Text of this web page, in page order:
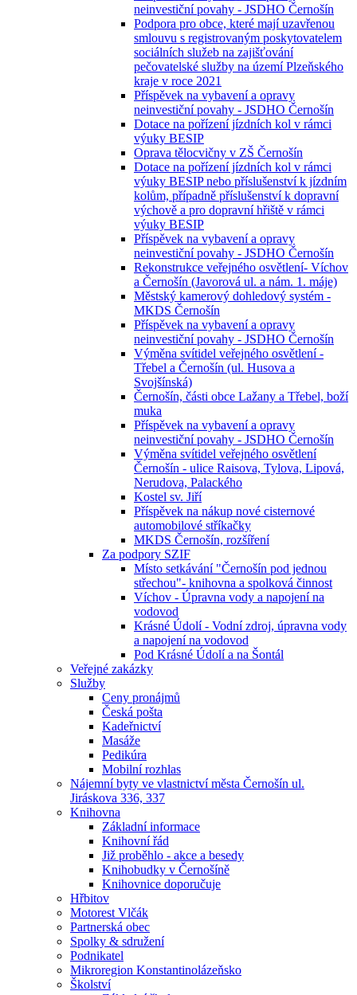
neinvestiční povahy - JSDHO Černošín
Podpora pro obce, které mají uzavřenou
smlouvu s registrovaným poskytovatelem
sociálních služeb na zajišťování
pečovatelské služby na území Plzeňského
kraje v roce 2021
Příspěvek na vybavení a opravy
neinvestiční povahy - JSDHO Černošín
Dotace na pořízení jízdních kol v rámci
výuky BESIP
Oprava tělocvičny v ZŠ Černošín
Dotace na pořízení jízdních kol v rámci
výuky BESIP nebo příslušenství k jízdním
kolům, případně příslušenství k dopravní
výchově a pro dopravní hřiště v rámci
výuky BESIP
Příspěvek na vybavení a opravy
neinvestiční povahy - JSDHO Černošín
Rekonstrukce veřejného osvětlení- Víchov
a Černošín (Javorová ul. a nám. 1. máje)
Městský kamerový dohledový systém -
MKDS Černošín
Příspěvek na vybavení a opravy
neinvestiční povahy - JSDHO Černošín
Výměna svítidel veřejného osvětlení -
Třebel a Černošín (ul. Husova a
Svojšínská)
Černošín, části obce Lažany a Třebel, boží
muka
Příspěvek na vybavení a opravy
neinvestiční povahy - JSDHO Černošín
Výměna svítidel veřejného osvětlení
Černošín - ulice Raisova, Tylova, Lipová,
Nerudova, Palackého
Kostel sv. Jiří
Příspěvek na nákup nové cisternové
automobilové stříkačky
MKDS Černošín, rozšíření
Za podpory SZIF
Místo setkávání "Černošín pod jednou
střechou"- knihovna a spolková činnost
Víchov - Úpravna vody a napojení na
vodovod
Krásné Údolí - Vodní zdroj, úpravna vody
a napojení na vodovod
Pod Krásné Údolí a na Šontál
Veřejné zakázky
Služby
Ceny pronájmů
Česká pošta
Kadeřnictví
Masáže
Pedikúra
Mobilní rozhlas
Nájemní byty ve vlastnictví města Černošín ul.
Jiráskova 336, 337
Knihovna
Základní informace
Knihovní řád
Již proběhlo - akce a besedy
Knihobudky v Černošíně
Knihovnice doporučuje
Hřbitov
Motorest Vlčák
Partnerská obec
Spolky & sdružení
Podnikatel
Mikroregion Konstantinolázeňsko
Školství